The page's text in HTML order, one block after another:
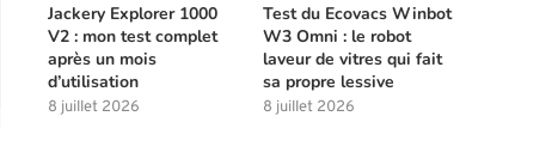
Jackery Explorer 1000
V2 : mon test complet
après un mois
d’utilisation
8 juillet 2026
Test du Ecovacs Winbot
W3 Omni : le robot
laveur de vitres qui fait
sa propre lessive
8 juillet 2026